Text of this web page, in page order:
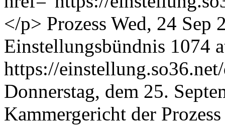
</p> Prozess Wed, 24 Sep
Einstellungsbündnis 1074
https://
Donnerstag, dem 25.
Kammergericht der